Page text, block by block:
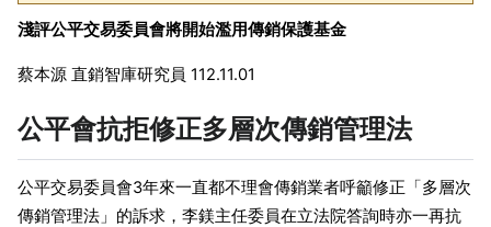
淺評公平交易委員會將開始濫用傳銷保護基金
蔡本源 直銷智庫研究員 112.11.01
公平會抗拒修正多層次傳銷管理法
公平交易委員會3年來一直都不理會傳銷業者呼籲修正「多層次
傳銷管理法」的訴求，李鎂主任委員在立法院答詢時亦一再抗